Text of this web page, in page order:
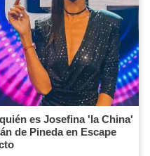
es Josefina 'la China'
de Pineda en Escape